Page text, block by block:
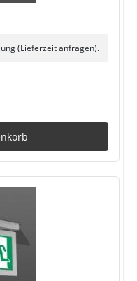
(Lieferzeit anfragen).